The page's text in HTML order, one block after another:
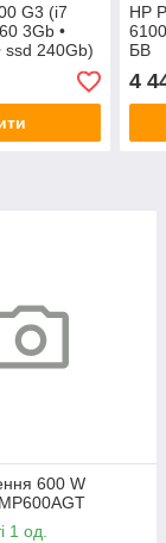
G3 (i7
3Gb •
ssd 240Gb)
HP
БВ
4
600 W
1 од.